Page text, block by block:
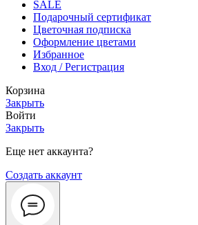
SALE
Подарочный сертификат
Цветочная подписка
Оформление цветами
Избранное
Вход / Регистрация
Корзина
Закрыть
Войти
Закрыть
Еще нет аккаунта?
Создать аккаунт